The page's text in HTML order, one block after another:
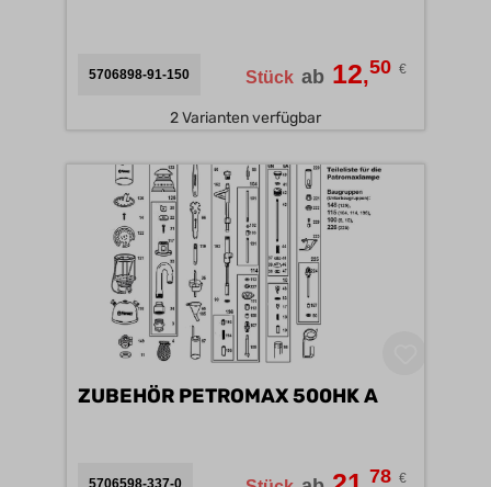
5706898-91-150 Stück ab 12,50 €
2 Varianten verfügbar
ZUBEHÖR PETROMAX 500HK A
5706598-337-0 78 €